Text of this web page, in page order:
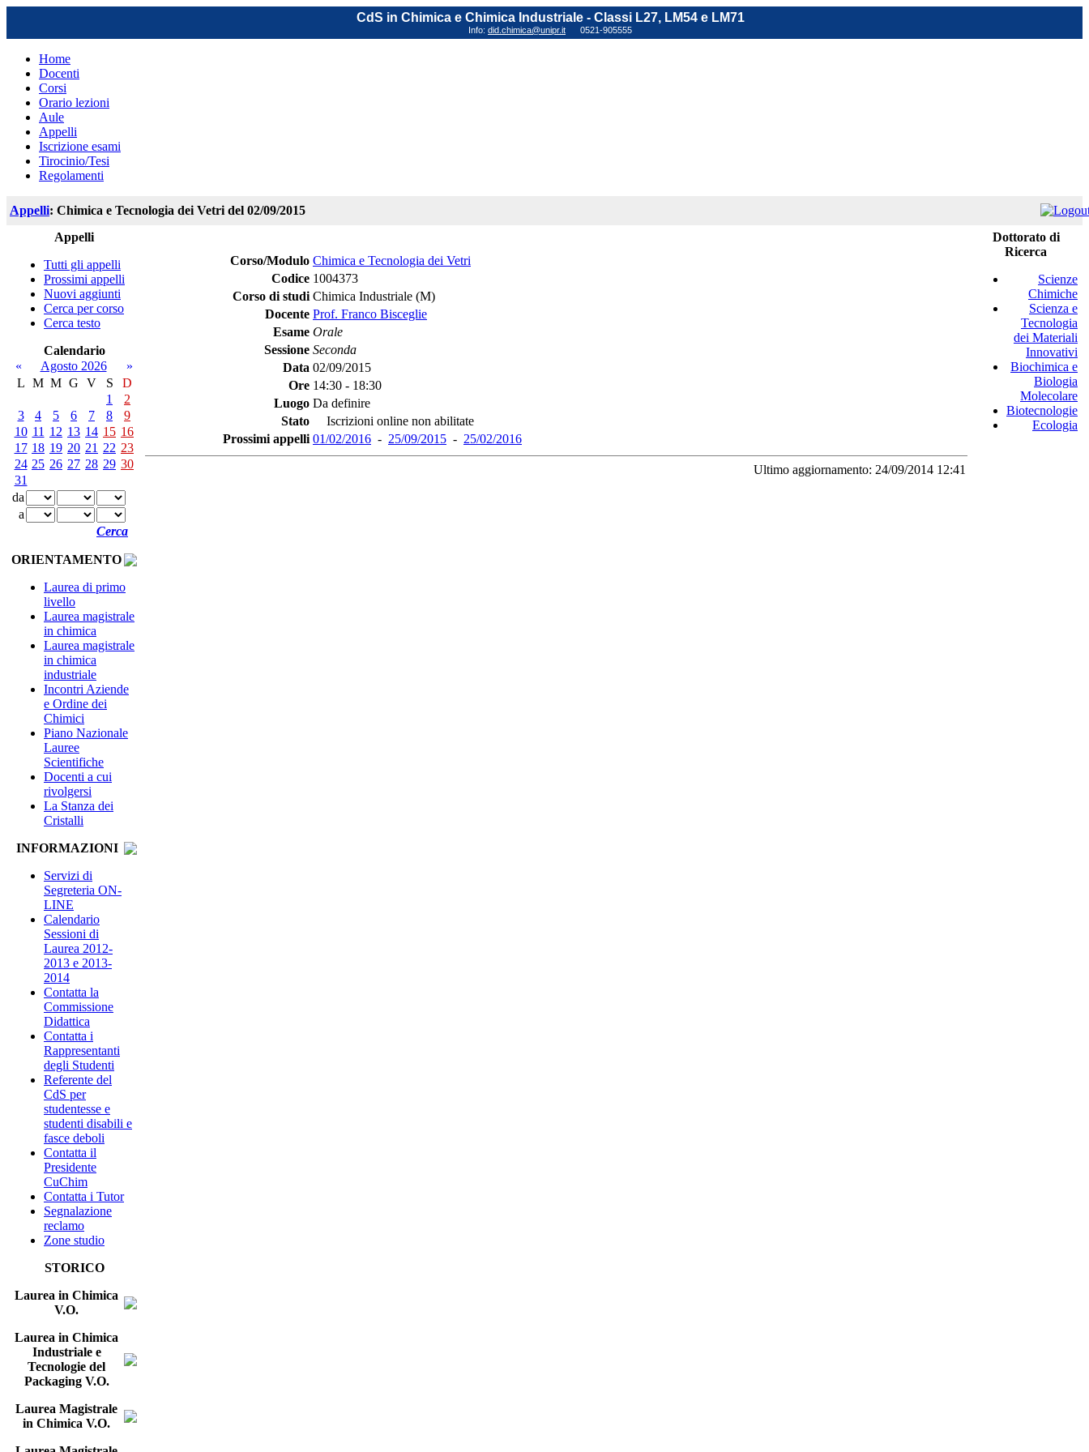
CdS in Chimica e Chimica Industriale - Classi L27, LM54 e LM71
Info: did.chimica@unipr.it 0521-905555
Home
Docenti
Corsi
Orario lezioni
Aule
Appelli
Iscrizione esami
Tirocinio/Tesi
Regolamenti
Appelli: Chimica e Tecnologia dei Vetri del 02/09/2015
Appelli
Tutti gli appelli
Prossimi appelli
Nuovi aggiunti
Cerca per corso
Cerca testo
Calendario
«
Agosto 2026
»
L M M G V S
D
1
2
3
4 5 6 7 8
9
10 11 12 13 14 15 16
17 18 19 20 21 22 23
24 25 26 27 28 29 30
31
da
a
Cerca
ORIENTAMENTO
Laurea di primo
livello
Laurea magistrale
in chimica
Laurea magistrale
in chimica
industriale
Incontri Aziende
e Ordine dei
Chimici
Piano Nazionale
Lauree
Scientifiche
Docenti a cui
rivolgersi
La Stanza dei
Cristalli
INFORMAZIONI
Servizi di
Segreteria ON-
LINE
Calendario
Sessioni di
Laurea 2012-
2013 e 2013-
2014
Contatta la
Commissione
Didattica
Contatta i
Rappresentanti
degli Studenti
Referente del
CdS per
studentesse e
studenti disabili e
fasce deboli
Contatta il
Presidente
CuChim
Contatta i Tutor
Segnalazione
reclamo
Zone studio
STORICO
Laurea in Chimica
V.O.
Laurea in Chimica
Industriale e
Tecnologie del
Packaging V.O.
Laurea Magistrale
in Chimica V.O.
Corso/Modulo Chimica e Tecnologia dei Vetri
Codice 1004373
Corso di studi Chimica Industriale (M)
Docente Prof. Franco Bisceglie
Esame Orale
Sessione Seconda
Data 02/09/2015
Ore 14:30 - 18:30
Luogo Da definire
Stato
Iscrizioni online non abilitate
Prossimi appelli 01/02/2016 - 25/09/2015 - 25/02/2016
Ultimo aggiornamento: 24/09/2014 12:41
Dottorato di
Ricerca
Scienze
Chimiche
Scienza e
Tecnologia
dei Materiali
Innovativi
Biochimica e
Biologia
Molecolare
Biotecnologie
Ecologia